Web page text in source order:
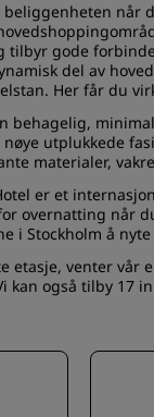
når
tilbyr gode
del av
Her får du
behagelig,
utplukkede
materialer,
er et
overnatting når
i Stockholm å
etasje, venter vår
kan også tilby 17